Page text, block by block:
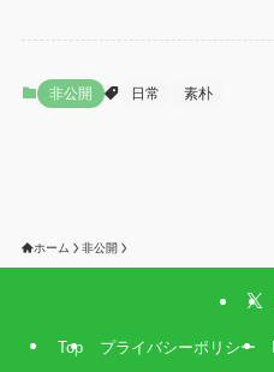
非公開 日常 素朴
ホーム 非公開
Top プライバシーポリシー